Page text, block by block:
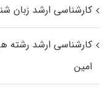
کارشناسی ارشد زبان
کارشناسی ارشد رﺷﺘﻪ
اﻣﻴﻦ